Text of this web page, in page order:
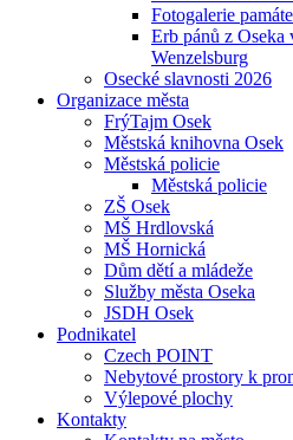
Fotogalerie
Erb pánů z Oseka
Wenzelsburg
Osecké slavnosti 2026
Organizace města
FrýTajm Osek
Městská knihovna Osek
Městská policie
Městská policie
ZŠ Osek
MŠ Hrdlovská
MŠ Hornická
Dům dětí a mládeže
Služby města Oseka
JSDH Osek
Podnikatel
Czech POINT
Nebytové prostory k
Výlepové plochy
Kontakty